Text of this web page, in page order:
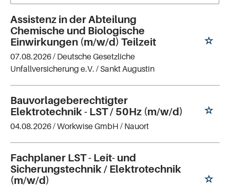
Assistenz in der Abteilung
Chemische und Biologische
Einwirkungen (m/w/d) Teilzeit
07.08.2026 / Deutsche Gesetzliche
Unfallversicherung e.V. / Sankt Augustin
Bauvorlageberechtigter
Elektrotechnik - LST / 50Hz (m/w/d)
04.08.2026 /Workwise GmbH / Nauort
Fachplaner LST - Leit- und
Sicherungstechnik / Elektrotechnik
(m/w/d)